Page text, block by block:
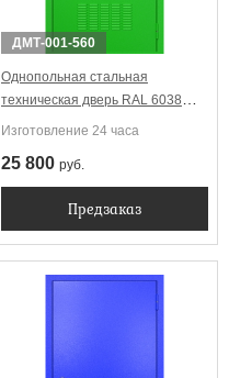
ДМТ-001-560
Однопольная стальная
техническая дверь RAL 6038
(вентиляция)
Изготовление 24 часа
25 800 руб.
Предзаказ